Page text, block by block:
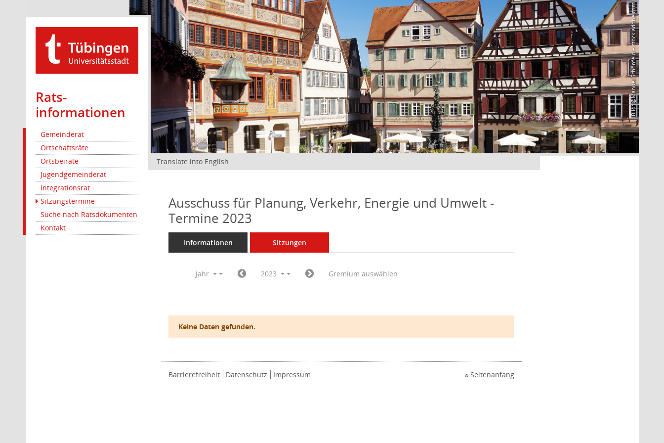
Rats­
informationen
Gemeinderat
Ortschaftsräte
Ortsbeiräte
Jugendgemeinderat
Integrationsrat
Sitzungstermine
Suche nach Ratsdokumenten
Kontakt
Bild: @Manuel Schönfeld – stock.adobe.com
Translate into English
Ausschuss für Planung, Verkehr, Energie und Umwelt -
Termine 2023
Informationen Sitzungen
Jahr 2023 Gremium auswählen
Keine Daten gefunden.
Barrierefreiheit Datenschutz Impressum Seitenanfang